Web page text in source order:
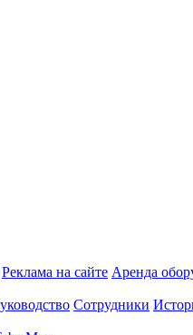
Реклама на сайте Аренда
Сотрудники